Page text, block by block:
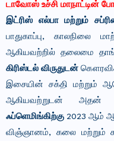
டாவோஸ் உச்சி மாநாட்டின்
இட்ரிஸ் எல்பா மற்றும்
பாதுகாப்பு, காலநிலை
ஆகியவற்றில் தலைமை
கிரிஸ்டல் விருதுடன்
இசையின் சக்தி மற்றும்
ஆகியவற்றுடன்
ஃப்ளெமிங்கிற்கு 2023 ஆம்
விஞ்ஞானம், கலை மற்றும்